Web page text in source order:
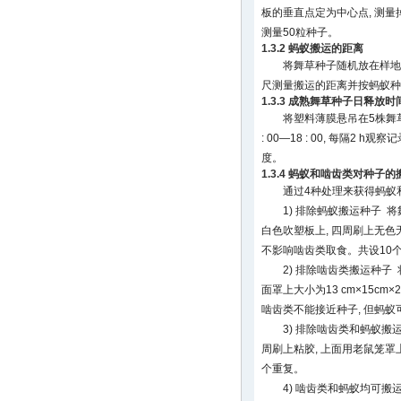
板的垂直点定为中心点, 测量
测量50粒种子。
1.3.2 蚂蚁搬运的距离
将舞草种子随机放在样
尺测量搬运的距离并按蚂蚁
1.3.3 成熟舞草种子日释放时
将塑料薄膜悬吊在5株舞
: 00—18 : 00, 每隔2 h观察记
度。
1.3.4 蚂蚁和啮齿类对种子的
通过4种处理来获得蚂蚁
1) 排除蚂蚁搬运种子
白色吹塑板上, 四周刷上无
不影响啮齿类取食。共设10
2) 排除啮齿类搬运种子
面罩上大小为13
啮齿类不能接近种子, 但蚂
3) 排除啮齿类和蚂蚁搬
周刷上粘胶, 上面用老鼠笼
个重复。
4) 啮齿类和蚂蚁均可搬